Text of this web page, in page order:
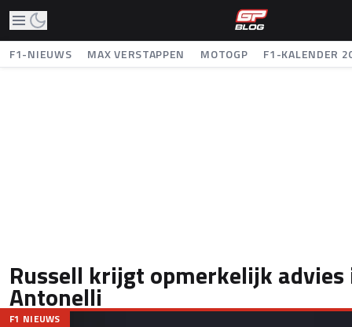
F1-NIEUWS MAX VERSTAPPEN MOTOGP F1-KALENDER
Russell krijgt opmerkelijk
Antonelli
F1 NIEUWS